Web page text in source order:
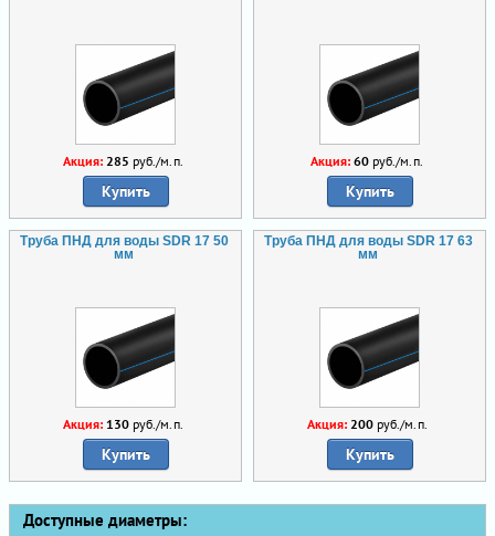
Акция: 285 руб./м.п.
Купить
Акция: 60 руб./м.п.
Купить
Труба ПНД для воды SDR 17 50
мм
Акция: 130руб./м.п.
Купить
Труба ПНД для воды SDR 17 63
мм
Акция: 200руб./м.п.
Купить
Доступные диаметры: